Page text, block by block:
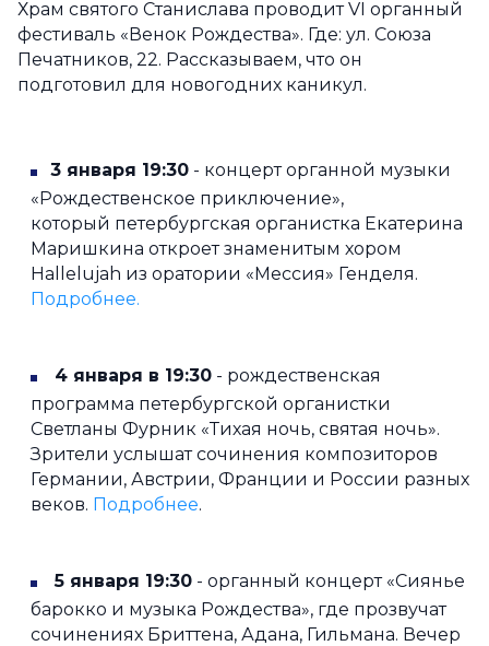
Храм святого Станислава проводит VI органный
фестиваль «Венок Рождества». Где: ул. Союза
Печатников, 22. Рассказываем, что он
подготовил для новогодних каникул.
3 января 19:30 - концерт органной музыки
«Рождественское приключение»,
который петербургская органистка Екатерина
Маришкина откроет знаменитым хором
Hallelujah из оратории «Мессия» Генделя.
Подробнее.
4 января в 19:30 - рождественская
программа петербургской органистки
Светланы Фурник «Тихая ночь, святая ночь».
Зрители услышат сочинения композиторов
Германии, Австрии, Франции и России разных
веков. Подробнее.
5 января 19:30 - органный концерт «Сиянье
барокко и музыка Рождества», где прозвучат
сочинениях Бриттена, Адана, Гильмана. Вечер